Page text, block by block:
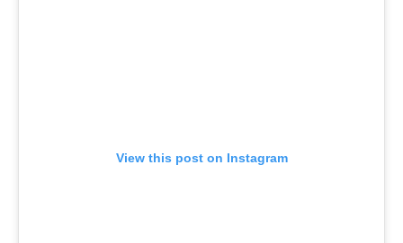
View this post on Instagram